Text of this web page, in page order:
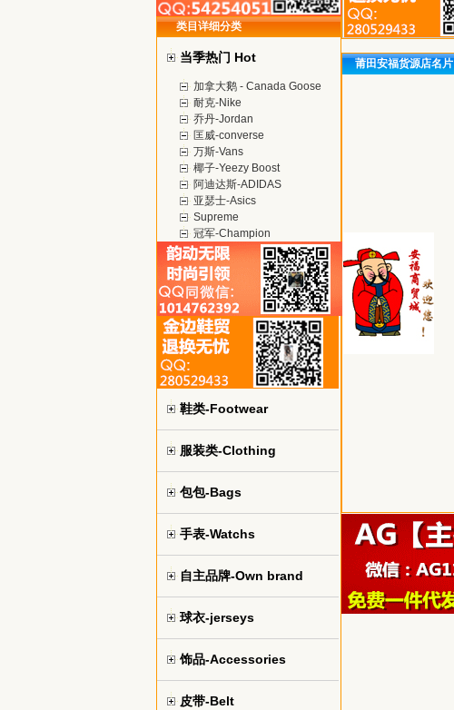
类目详细分类
当季热门 Hot
加拿大鹅 - Canada Goose
耐克-Nike
乔丹-Jordan
匡威-converse
万斯-Vans
椰子-Yeezy Boost
阿迪达斯-ADIDAS
亚瑟士-Asics
Supreme
冠军-Champion
鞋类-Footwear
服装类-Clothing
包包-Bags
手表-Watchs
自主品牌-Own brand
球衣-jerseys
饰品-Accessories
皮带-Belt
莆田安福货源店名片